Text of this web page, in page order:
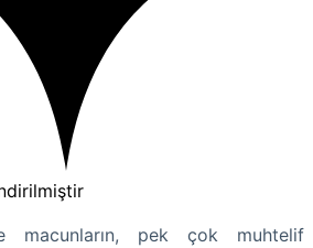
macunların, pek çok muhtelif